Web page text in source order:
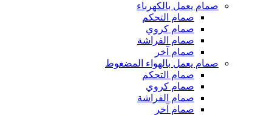
صمام يعمل بالكهرباء
صمام التحكم
صمام كروي
صمام الفراشة
صمام آخر
صمام يعمل بالهواء المضغوط
صمام التحكم
صمام كروي
صمام الفراشة
صمام آخر